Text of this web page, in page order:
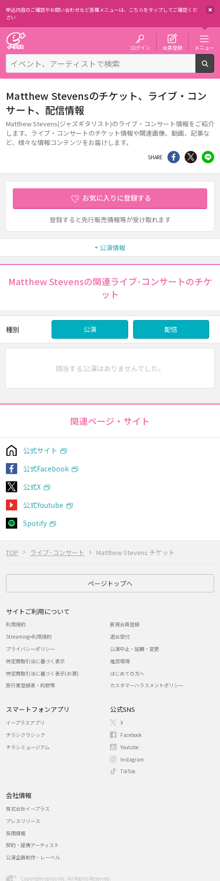
申込内容のご確認やお問い合わせなど各種メニューは、 こちらをタップしてご確認くだ
さい
ログイン 会員登録 メニュー
TOP ライブ･コンサート Matthew Stevens チケット
Matthew Stevensのチケット、ライブ・コン
サート、配信情報
Matthew Stevens(ジャズギタリスト)のライブ・コンサート情報をご紹介
します。ライブ・コンサートのチケット情報や関連画像、動画、記事な
ど、様々な情報コンテンツをお届けします。
SHARE シェア Twitter
お気に入りに登録する
登録すると先行販売情報等が受け取れます
公演情報
Matthew Stevensの関連ライブ･コンサートのチケ
ット
種別 公演 配信
該当する公演はありませんでした。
関連ページ・サイト
公式サイト
公式Facebook
公式X
公式Youtube
Spotify
ページトップへ
サイトご利用について
利用規約
Streaming+利用規約
プライバシーポリシー
特定商取引法に基づく表示
特定商取引法に基づく表示(お酒)
旅行業登録表・約款等
新規会員登録
退会受付
公演中止・延期・変更
推奨環境
はじめての方へ
カスタマーハラスメントポリシー
スマートフォンアプリ
イープラスアプリ
チラシクラシック
チラシミュージアム
公式SNS
X
Facebook
Youtube
Instagram
TikTok
会社情報
株式会社イープラス
プレスリリース
採用情報
契約・提携アーティスト
公演企画制作・レーベル
Copyright eplus inc. All Rights Reserved.